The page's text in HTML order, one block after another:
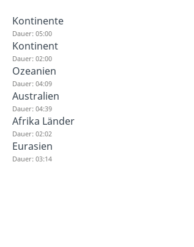
Kontinente
Dauer: 05:00
Kontinent
Dauer: 02:00
Ozeanien
Dauer: 04:09
Australien
Dauer: 04:39
Afrika Länder
Dauer: 02:02
Eurasien
Dauer: 03:14